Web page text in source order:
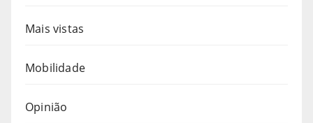
Mais vistas
Mobilidade
Opinião